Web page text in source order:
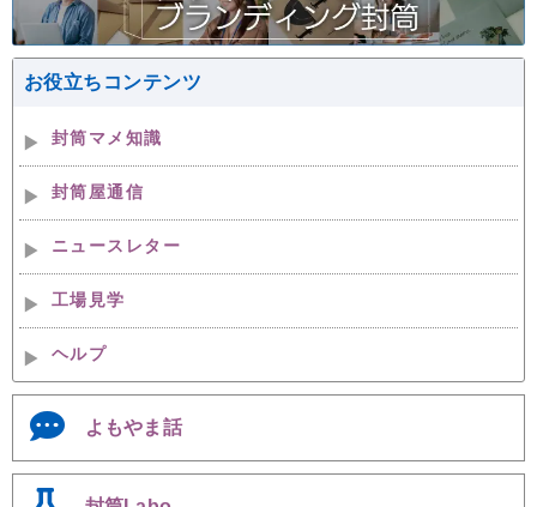
お役立ちコンテンツ
封筒マメ知識
封筒屋通信
ニュースレター
工場見学
ヘルプ
よもやま話